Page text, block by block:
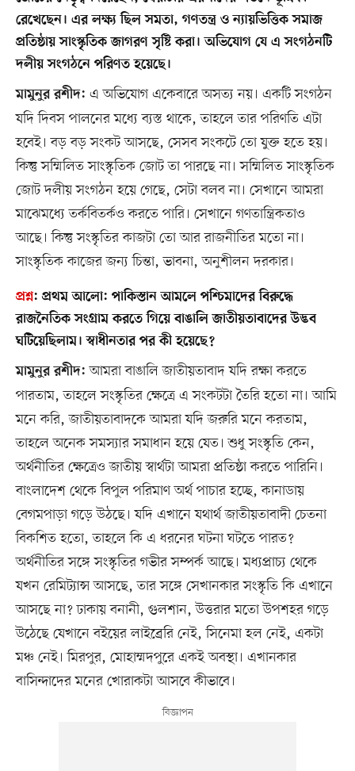
রেখেছেন। এর লক্ষ্য ছিল সমতা, গণতন্ত্র ও ন্যায়ভিত্তিক সমাজ
প্রতিষ্ঠায় সাংস্কৃতিক জাগরণ সৃষ্টি করা। অভিযোগ যে এ সংগঠনটি
দলীয় সংগঠনে পরিণত হয়েছে।
মামুনুর রশীদ: এ অভিযোগ একেবারে অসত্য নয়। একটি সংগঠন
যদি দিবস পালনের মধ্যে ব্যস্ত থাকে, তাহলে তার পরিণতি এটা
হবেই। বড় বড় সংকট আসছে, সেসব সংকটে তো যুক্ত হতে হয়।
কিন্তু সম্মিলিত সাংস্কৃতিক জোট তা পারছে না। সম্মিলিত সাংস্কৃতিক
জোট দলীয় সংগঠন হয়ে গেছে, সেটা বলব না। সেখানে আমরা
মাঝেমধ্যে তর্কবিতর্কও করতে পারি। সেখানে গণতান্ত্রিকতাও
আছে। কিন্তু সংস্কৃতির কাজটা তো আর রাজনীতির মতো না।
সাংস্কৃতিক কাজের জন্য চিন্তা, ভাবনা, অনুশীলন দরকার।
প্রশ্ন: প্রথম আলো: পাকিস্তান আমলে পশ্চিমাদের বিরুদ্ধে
রাজনৈতিক সংগ্রাম করতে গিয়ে বাঙালি জাতীয়তাবাদের উদ্ভব
ঘটিয়েছিলাম। স্বাধীনতার পর কী হয়েছে?
মামুনুর রশীদ: আমরা বাঙালি জাতীয়তাবাদ যদি রক্ষা করতে
পারতাম, তাহলে সংস্কৃতির ক্ষেত্রে এ সংকটটা তৈরি হতো না। আমি
মনে করি, জাতীয়তাবাদকে আমরা যদি জরুরি মনে করতাম,
তাহলে অনেক সমস্যার সমাধান হয়ে যেত। শুধু সংস্কৃতি কেন,
অর্থনীতির ক্ষেত্রেও জাতীয় স্বার্থটা আমরা প্রতিষ্ঠা করতে পারিনি।
বাংলাদেশ থেকে বিপুল পরিমাণ অর্থ পাচার হচ্ছে, কানাডায়
বেগমপাড়া গড়ে উঠছে। যদি এখানে যথার্থ জাতীয়তাবাদী চেতনা
বিকশিত হতো, তাহলে কি এ ধরনের ঘটনা ঘটতে পারত?
অর্থনীতির সঙ্গে সংস্কৃতির গভীর সম্পর্ক আছে। মধ্যপ্রাচ্য থেকে
যখন রেমিট্যান্স আসছে, তার সঙ্গে সেখানকার সংস্কৃতি কি এখানে
আসছে না? ঢাকায় বনানী, গুলশান, উত্তরার মতো উপশহর গড়ে
উঠেছে যেখানে বইয়ের লাইব্রেরি নেই, সিনেমা হল নেই, একটা
মঞ্চ নেই। মিরপুর, মোহাম্মদপুরে একই অবস্থা। এখানকার
বাসিন্দাদের মনের খোরাকটা আসবে কীভাবে।